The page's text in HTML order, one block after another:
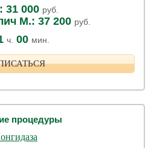
31 000 руб.
М.: 37 200 руб.
ч. 00 мин.
процедуры